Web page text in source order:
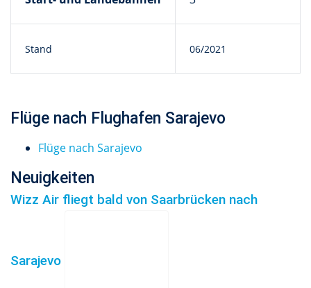
Stand 06/2021
Flüge nach Flughafen Sarajevo
Flüge nach Sarajevo
Neuigkeiten
Wizz Air fliegt bald von Saarbrücken nach
Sarajevo